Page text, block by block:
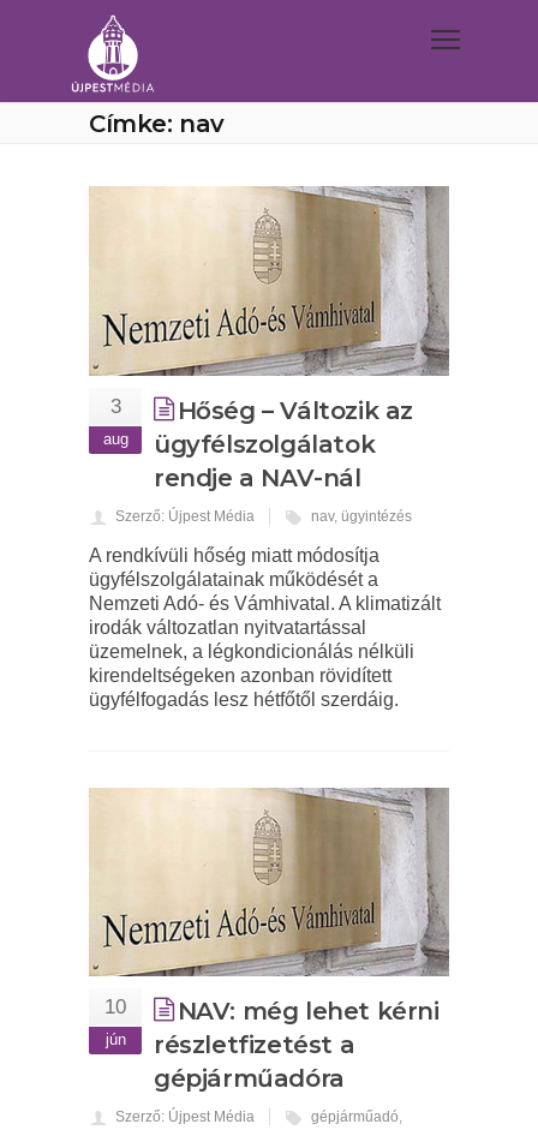
Címke: nav
3
aug
Hőség – Változik az
ügyfélszolgálatok
rendje a NAV-nál
Szerző: Újpest Média nav, ügyintézés
A rendkívüli hőség miatt módosítja
ügyfélszolgálatainak működését a
Nemzeti Adó- és Vámhivatal. A klimatizált
irodák változatlan nyitvatartással
üzemelnek, a légkondicionálás nélküli
kirendeltségeken azonban rövidített
ügyfélfogadás lesz hétfőtől szerdáig.
10
jún
NAV: még lehet kérni
részletfizetést a
gépjárműadóra
Szerző: Újpest Média gépjárműadó,